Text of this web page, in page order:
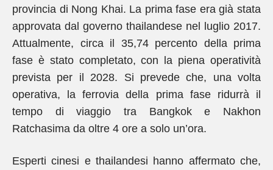
provincia di Nong Khai. La prima fase era già stata
approvata dal governo thailandese nel luglio 2017.
Attualmente, circa il 35,74 percento della prima
fase è stato completato, con la piena operatività
prevista per il 2028. Si prevede che, una volta
operativa, la ferrovia della prima fase ridurrà il
tempo di viaggio tra Bangkok e Nakhon
Ratchasima da oltre 4 ore a solo un’ora.
Esperti cinesi e thailandesi hanno affermato che,